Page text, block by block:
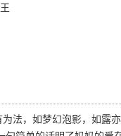
为法，如梦幻泡影，如露